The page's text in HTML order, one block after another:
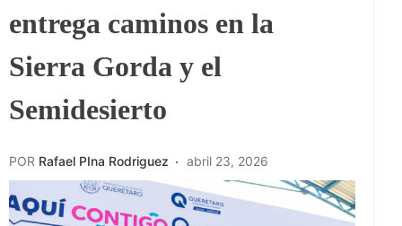
entrega caminos en la
Sierra Gorda y el
Semidesierto
POR Rafael PIna Rodriguez abril 23, 2026